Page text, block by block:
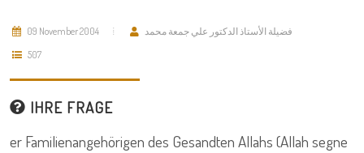
09 November 2004
فضيلة الأستاذ الدكتور علي جمعة محمد
507
IHRE FRAGE
er Familienangehörigen des Gesandten Allahs (Allah segne